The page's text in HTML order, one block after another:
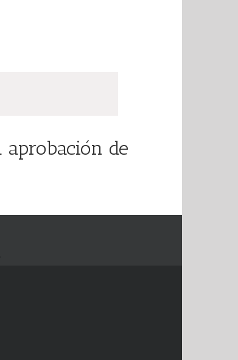
aprobación de